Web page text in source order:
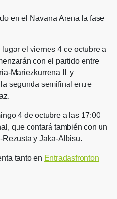
en el Navarra Arena la fase
el viernes 4 de octubre a
con el partido entre
Mariezkurrena II, y
segunda semifinal entre
4 de octubre a las 17:00
que contará también con un
y Jaka-Albisu.
tanto en Entradasfronton